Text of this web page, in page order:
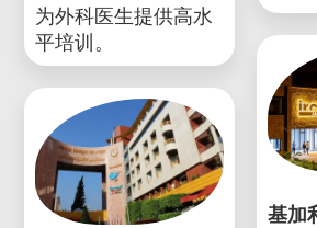
为外科医生提供高水
平培训。
基加